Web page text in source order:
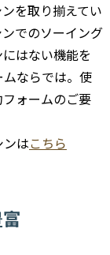
を取り揃えてい
でのソーイング
はない機能を
ならでは。使
ォームのご要
はこちら